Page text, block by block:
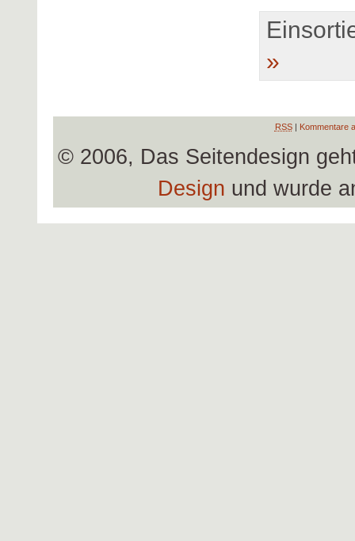
»
RSS| Kommentare
© 2006, Das Seitendesign
Design und wurde